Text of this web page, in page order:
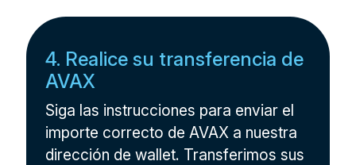
4. Realice su transferencia de
AVAX
Siga las instrucciones para enviar el
importe correcto de AVAX a nuestra
dirección de wallet. Transferimos sus